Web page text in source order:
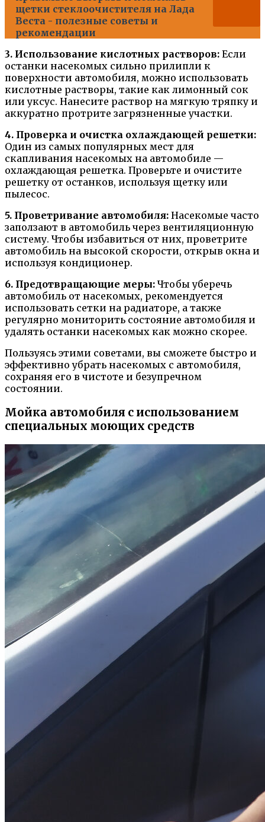
щетки стеклоочистителя на Лада
Веста - полезные советы и
рекомендации
3. Использование кислотных растворов: Если
останки насекомых сильно прилипли к
поверхности автомобиля, можно использовать
кислотные растворы, такие как лимонный сок
или уксус. Нанесите раствор на мягкую тряпку и
аккуратно протрите загрязненные участки.
4. Проверка и очистка охлаждающей решетки:
Один из самых популярных мест для
скапливания насекомых на автомобиле —
охлаждающая решетка. Проверьте и очистите
решетку от останков, используя щетку или
пылесос.
5. Проветривание автомобиля: Насекомые часто
заползают в автомобиль через вентиляционную
систему. Чтобы избавиться от них, проветрите
автомобиль на высокой скорости, открыв окна и
используя кондиционер.
6. Предотвращающие меры: Чтобы уберечь
автомобиль от насекомых, рекомендуется
использовать сетки на радиаторе, а также
регулярно мониторить состояние автомобиля и
удалять останки насекомых как можно скорее.
Пользуясь этими советами, вы сможете быстро и
эффективно убрать насекомых с автомобиля,
сохраняя его в чистоте и безупречном
состоянии.
Мойка автомобиля с использованием
специальных моющих средств